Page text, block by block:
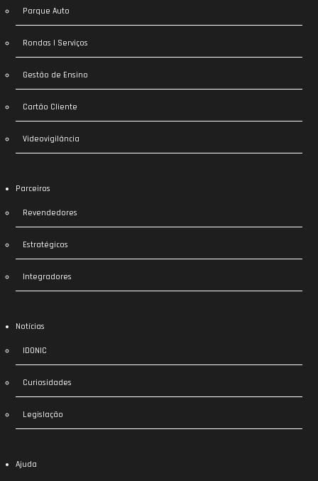
Parque Auto
Rondas | Serviços
Gestão de Ensino
Cartão Cliente
Videovigilância
Parceiros
Revendedores
Estratégicos
Integradores
Notícias
IDONIC
Curiosidades
Legislação
Ajuda